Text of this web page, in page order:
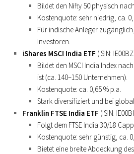
Bildet den Nifty 50 physisch nach.
Kostenquote: sehr niedrig, ca.
Für indische Anleger
Investoren.
iShares MSCI India ETF (ISIN:
Bildet den MSCI India Index
ist (ca. 140–150 Unternehmen).
Kostenquote: ca. 0,65 % p.a.
Stark diversifiziert und bei
Franklin FTSE India ETF (ISIN:
Folgt dem FTSE India 30/18
Kostenquote: sehr günstig, ca.
Bietet eine breite Abdeckung